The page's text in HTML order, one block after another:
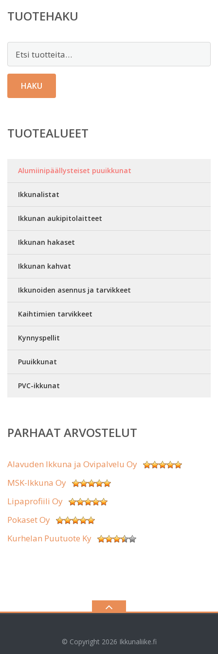
TUOTEHAKU
HAKU
TUOTEALUEET
Alumiinipäällysteiset puuikkunat
Ikkunalistat
Ikkunan aukipitolaitteet
Ikkunan hakaset
Ikkunan kahvat
Ikkunoiden asennus ja tarvikkeet
Kaihtimien tarvikkeet
Kynnyspellit
Puuikkunat
PVC-ikkunat
PARHAAT ARVOSTELUT
Alavuden Ikkuna ja Ovipalvelu Oy
MSK-Ikkuna Oy
Lipaprofiili Oy
Pokaset Oy
Kurhelan Puutuote Ky
© Copyright 2026 Ikkunaliike.fi